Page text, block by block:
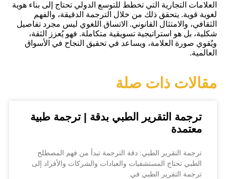
العلامات التجارية التي تخطط للتوسع الدولي تحتاج إلى بناء هوية
لغوية قوية. يتحقق ذلك من خلال الترجمة الدقيقة، والفهم
الثقافي، والامتثال القانوني. الاتساق اللغوي ليس مجرد تفاصيل
شكلية، بل هو استراتيجية تسويقية متكاملة. فهو يُعزز الثقة،
ويُقوي صورة العلامة، ويساعد في تحقيق النجاح في الأسواق
العالمية.
مقالات ذات صلة
ترجمة التقرير الطبي بدقة | ترجمة طبية
معتمدة
ترجمة التقرير الطبي: دقة الترجمة تبدأ من فهم المصطلح
الطبي تحتاج المستشفيات والعيادات والشركات والأفراد إلى
ترجمة التقرير الطبي في